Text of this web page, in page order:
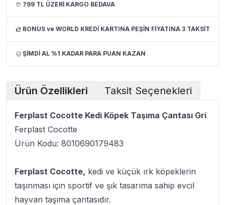
799 TL ÜZERİ KARGO BEDAVA
BONUS ve WORLD KREDİ KARTINA PEŞİN FİYATINA 3 TAKSİT
ŞİMDİ AL %1 KADAR PARA PUAN KAZAN
Ürün Özellikleri Taksit Seçenekleri
Ferplast Cocotte Kedi Köpek Taşıma Çantası Gri
Ferplast Cocotte
Ürün Kodu: 8010690179483
Ferplast Cocotte, kedi ve küçük ırk köpeklerin
taşınması için sportif ve şık tasarıma sahip evcil
hayvan taşıma çantasıdır.